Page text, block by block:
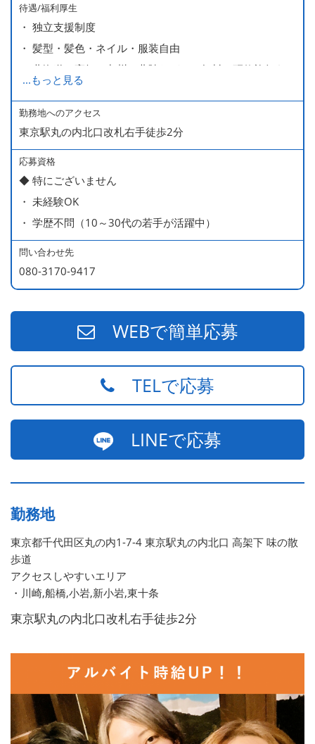
待遇/福利厚生
・ 独立支援制度
・ 髪型・髪色・ネイル・服装自由
・ 北海道や高知、九州、北陸などへの無料の研修旅行あり
ます
・ 無料の美味しい まかない食 あり
...もっと見る
勤務地へのアクセス
東京駅丸の内北口改札右手徒歩2分
応募資格
◆ 特にございません
・ 未経験OK
・ 学歴不問（10～30代の若手が活躍中）
問い合わせ先
080-3170-9417
WEBで簡単応募
TELで応募
LINEで応募
勤務地
東京都千代田区丸の内1-7-4 東京駅丸の内北口 高架下 味の散
歩道
アクセスしやすいエリア
・川崎,船橋,小岩,新小岩,東十条
東京駅丸の内北口改札右手徒歩2分